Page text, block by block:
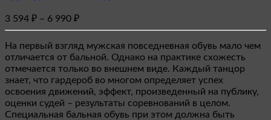
вариаций.
Опции
можно
выбрать
на
странице
товара.
3 594 ₽ – 6 990 ₽Диапазон
цен:
594 ₽
990 ₽
На первый взгляд мужская повседневная обувь мало чем
отличается от бальной. Однако на практике схожесть
отмечается только во внешнем виде. Каждый танцор
знает, что гардероб во многом определяет успех
освоения движений, эффект, произведенный на публику,
оценки судей – результаты соревнований в целом.
Специальная бальная обувь при этом должна быть